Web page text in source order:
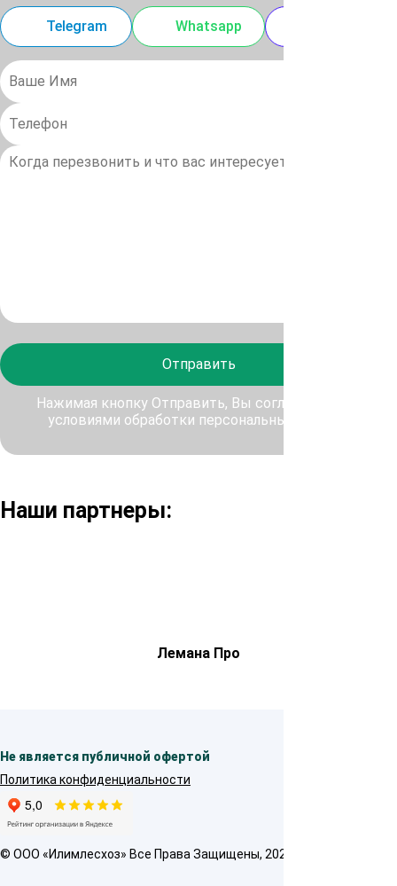
Telegram Whatsapp
Отправить
Нажимая кнопку Отправить, Вы соглашаетесь с
условиями обработки персональных данных
Наши партнеры:
Лемана Про
Не является публичной офертой
Политика конфиденциальности
© OOO «Илимлесхоз» Все Права Защищены, 2026